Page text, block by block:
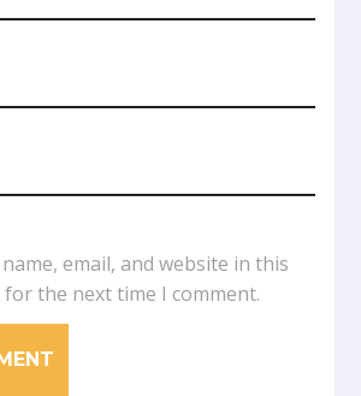
name, email, and website in this
the next time I comment.